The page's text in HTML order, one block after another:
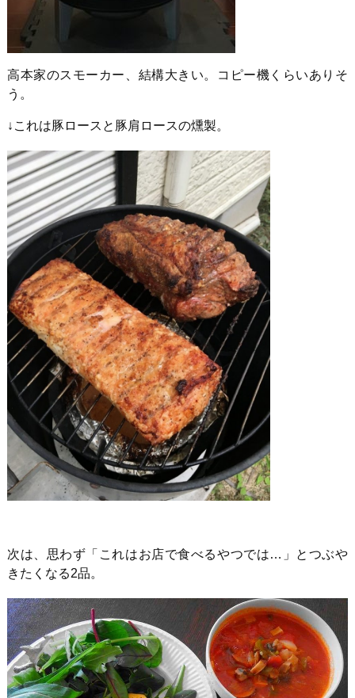
高本家のスモーカー、結構大きい。コピー機くらいありそ
う。
↓これは豚ロースと豚肩ロースの燻製。
次は、思わず「これはお店で食べるやつでは…」とつぶや
きたくなる2品。